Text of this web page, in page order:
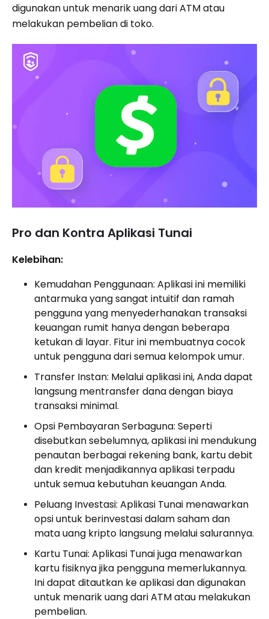
digunakan untuk menarik uang dari ATM atau
melakukan pembelian di toko.
Pro dan Kontra Aplikasi Tunai
Kelebihan:
Kemudahan Penggunaan: Aplikasi ini memiliki
antarmuka yang sangat intuitif dan ramah
pengguna yang menyederhanakan transaksi
keuangan rumit hanya dengan beberapa
ketukan di layar. Fitur ini membuatnya cocok
untuk pengguna dari semua kelompok umur.
Transfer Instan: Melalui aplikasi ini, Anda dapat
langsung mentransfer dana dengan biaya
transaksi minimal.
Opsi Pembayaran Serbaguna: Seperti
disebutkan sebelumnya, aplikasi ini mendukung
penautan berbagai rekening bank, kartu debit
dan kredit menjadikannya aplikasi terpadu
untuk semua kebutuhan keuangan Anda.
Peluang Investasi: Aplikasi Tunai menawarkan
opsi untuk berinvestasi dalam saham dan
mata uang kripto langsung melalui salurannya.
Kartu Tunai: Aplikasi Tunai juga menawarkan
kartu fisiknya jika pengguna memerlukannya.
Ini dapat ditautkan ke aplikasi dan digunakan
untuk menarik uang dari ATM atau melakukan
pembelian.